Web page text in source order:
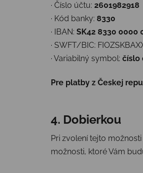
· Číslo účtu: 2601982918
· Kód banky: 8330
· IBAN: SK42 8330 0000
· SWFT/BIC:
· Variabilný symbol: číslo
Pre platby z Českej
4. Dobierkou
Pri zvolení tejto
možnosti, ktoré Vám